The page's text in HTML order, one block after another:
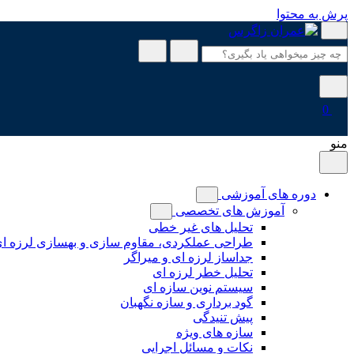
پرش به محتوا
0
منو
دوره های آموزشی
آموزش های تخصصی
تحلیل های غیر خطی
طراحی عملکردی، مقاوم سازی و بهسازی لرزه
جداساز لرزه ای و میراگر
تحلیل خطر لرزه ای
سیستم نوین سازه ای
گود برداری و سازه نگهبان
پیش تنیدگی
سازه های ویژه
نکات و مسائل اجرایی